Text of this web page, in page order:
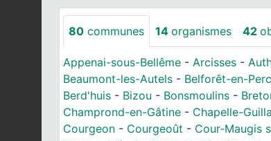
80 communes 14 organismes 42
Appenai-sous-Bellême - Arcisses -
Beaumont-les-Autels - Belforêt-en-
Berd'huis - Bizou - Bonsmoulins -
Champrond-en-Gâtine - Chapelle-
Courgeon - Courgeoût - Cour-Maugis